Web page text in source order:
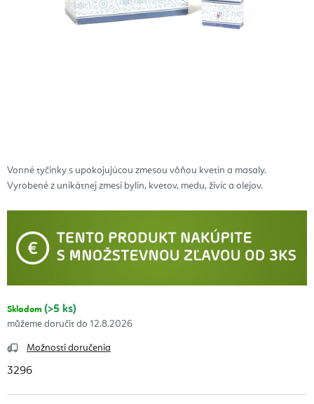
Vonné tyčinky s upokojujúcou zmesou vôňou kvetín a masaly.
Vyrobené z unikátnej zmesi bylín, kvetov, medu, živíc a olejov.
Skladom (>5 ks)
12.8.2026
Možnosti doručenia
3296